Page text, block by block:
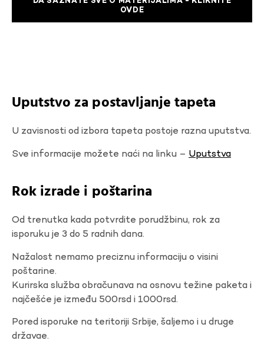
OVDE
Uputstvo za postavljanje tapeta
U zavisnosti od izbora tapeta postoje razna uputstva.
Sve informacije možete naći na linku – Uputstva
Rok izrade i poštarina
Od trenutka kada potvrdite porudžbinu, rok za
isporuku je 3 do 5 radnih dana.
Nažalost nemamo preciznu informaciju o visini
poštarine.
Kurirska služba obračunava na osnovu težine paketa i
najčešće je između 500rsd i 1000rsd.
Pored isporuke na teritoriji Srbije, šaljemo i u druge
državae.